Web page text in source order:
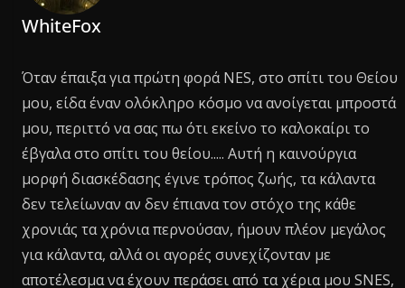
WhiteFox
Όταν έπαιξα για πρώτη φορά NES, στο σπίτι του Θείου
μου, είδα έναν ολόκληρο κόσμο να ανοίγεται μπροστά
μου, περιττό να σας πω ότι εκείνο το καλοκαίρι το
έβγαλα στο σπίτι του θείου..... Αυτή η καινούργια
μορφή διασκέδασης έγινε τρόπος ζωής, τα κάλαντα
δεν τελείωναν αν δεν έπιανα τον στόχο της κάθε
χρονιάς τα χρόνια περνούσαν, ήμουν πλέον μεγάλος
για κάλαντα, αλλά οι αγορές συνεχίζονταν με
αποτέλεσμα να έχουν περάσει από τα χέρια μου SNES,